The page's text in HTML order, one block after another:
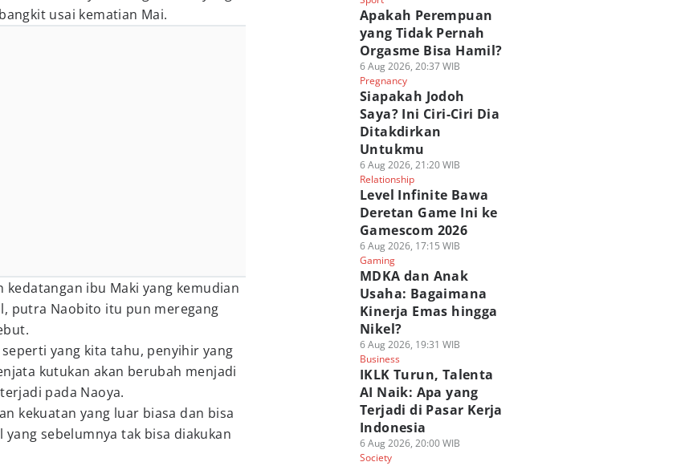
usai kematian Mai.
ibu Maki yang kemudian
putra Naobito itu pun meregang
yang kita tahu, penyihir yang
kutukan akan berubah menjadi
pada Naoya.
kekuatan yang luar biasa dan bisa
sebelumnya tak bisa diakukan
Apakah Perempuan
yang Tidak Pernah
Orgasme Bisa Hamil?
6 Aug 2026, 20:37 WIB
Pregnancy
Siapakah Jodoh
Saya? Ini Ciri-Ciri Dia
Ditakdirkan
Untukmu
6 Aug 2026, 21:20 WIB
Relationship
Level Infinite Bawa
Deretan Game Ini ke
Gamescom 2026
6 Aug 2026, 17:15 WIB
Gaming
MDKA dan Anak
Usaha: Bagaimana
Kinerja Emas hingga
Nikel?
6 Aug 2026, 19:31 WIB
Business
IKLK Turun, Talenta
AI Naik: Apa yang
Terjadi di Pasar Kerja
Indonesia
6 Aug 2026, 20:00 WIB
Society